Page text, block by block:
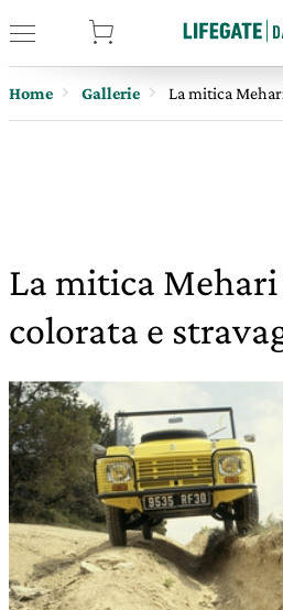
Home Gallerie La mitica
La mitica
colorata e